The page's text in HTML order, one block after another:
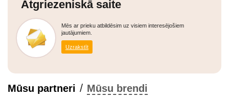
Mūsu partneri / Mūsu brendi
Atgriezeniskā saite
Mēs ar prieku atbildēsim uz visiem interesējošiem
jautājumiem.
Uzrakstīt